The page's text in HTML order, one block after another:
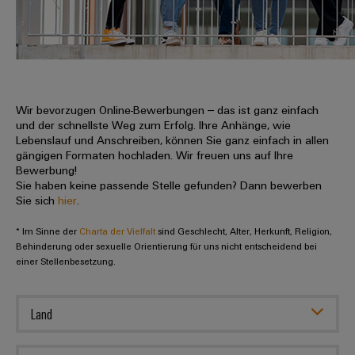
erlebbar
werden.
Datencenter
Produkte
für
Rechenzentren
–
effizient,
zuverlässig,
skalierbar
Energiespeicher
Lösungen
und
Anschlusstechnologie
DC-
u-
OS
Edge
Computing
Industrial
5G
Single
Leiterplattenklemmen
Gehäusesysteme
komponenten
Kabeleinführungssysteme
und
-
komponenten
Anschlussleitungen,
Patchkabel
Fast
Delivery
Beratung
und
digitale
Planung
easyConnect
-
Ihre
uns
Promotionfahrzeug
Distribution
Info
für
unsere
Partner
Vertrieb
Weidmüller
Zahlen
Unser
Vorstand
Nachhaltigkeit
Academy
People
Karriere
Stellen
für
Berufserfahrene
Für
Studierende
Werkstudententätigkeiten
Praktika
Abschlussarbeiten
Wir bevorzugen Online-Bewerbungen – das ist ganz einfach
und der schnellste Weg zum Erfolg. Ihre Anhänge, wie
Lebenslauf und Anschreiben, können Sie ganz einfach in allen
gängigen Formaten hochladen. Wir freuen uns auf Ihre
Bewerbung!
Sie haben keine passende Stelle gefunden? Dann bewerben
Sie sichhier
* Im Sinne der Charta der Vielfalt sind Geschlecht, Alter, Herkunft, Religion,
Behinderung oder sexuelle Orientierung für uns nicht entscheidend bei
einer Stellenbesetzung.
Land